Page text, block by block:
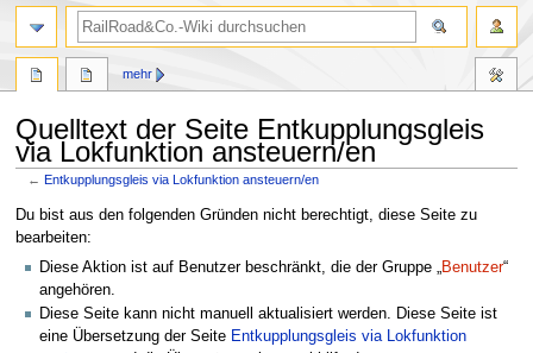
Quelltext der Seite Entkupplungsgleis
via Lokfunktion ansteuern/en
←Entkupplungsgleis via Lokfunktion ansteuern/en
Zur
Navigation
springen
Zur
Suche
springen
Du bist aus den folgenden Gründen nicht berechtigt, diese Seite zu
bearbeiten:
Diese Aktion ist auf Benutzer beschränkt, die der Gruppe „Benutzer“
angehören.
Diese Seite kann nicht manuell aktualisiert werden. Diese Seite ist
eine Übersetzung der Seite Entkupplungsgleis via Lokfunktion
mehr
Suche